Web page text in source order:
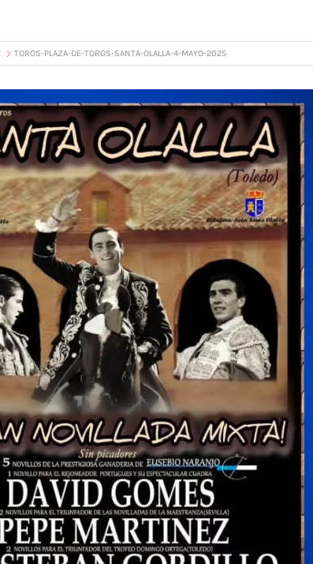
TOROS-PLAZA-DE-TOROS-SANTA-OLALLA-4-MAYO-2025